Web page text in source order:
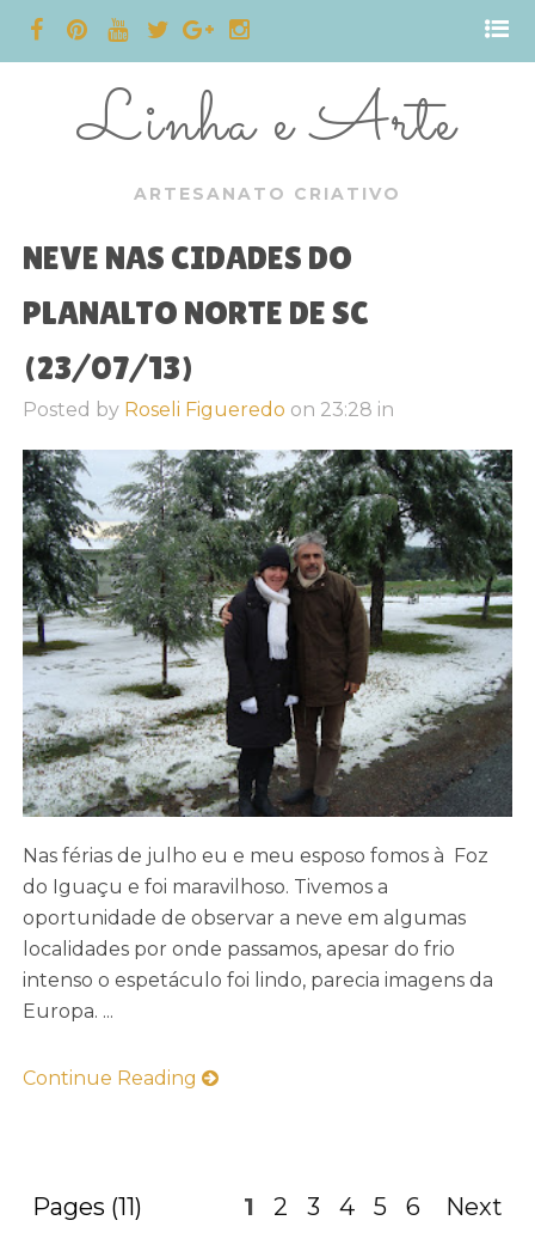
Linha e Arte
ARTESANATO CRIATIVO
NEVE NAS CIDADES DO
PLANALTO NORTE DE SC
(23/07/13)
Posted by Roseli Figueredo on 23:28 in
Nas férias de julho eu e meu esposo fomos à Foz
do Iguaçu e foi maravilhoso. Tivemos a
oportunidade de observar a neve em algumas
localidades por onde passamos, apesar do frio
intenso o espetáculo foi lindo, parecia imagens da
Europa. ...
Continue Reading
Pages (11) 1 2 3 4 5 6 Next